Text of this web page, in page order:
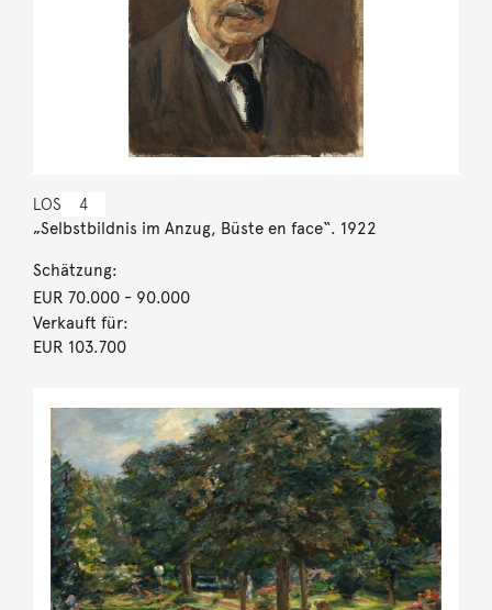
LOS 4
„Selbstbildnis im Anzug, Büste en face“. 1922
Schätzung:
EUR 70.000- 90.000
Verkauft für:
EUR 103.700